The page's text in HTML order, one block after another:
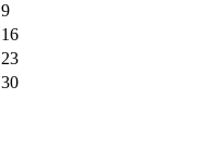
9
16
23
30